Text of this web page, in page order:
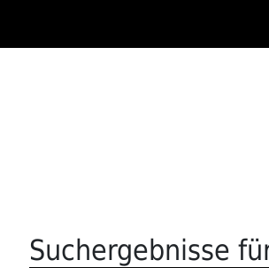
Suchergebnisse